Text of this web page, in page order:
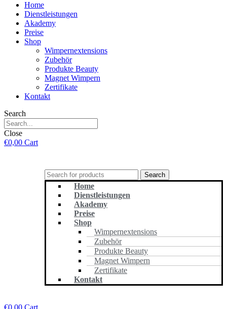
Home
Dienstleistungen
Akademy
Preise
Shop
Wimpernextensions
Zubehör
Produkte Beauty
Magnet Wimpern
Zertifikate
Kontakt
Search
Close
€0,00 Cart
Search
Home
Dienstleistungen
Akademy
Preise
Shop
Wimpernextensions
Zubehör
Produkte Beauty
Magnet Wimpern
Zertifikate
Kontakt
€0,00 Cart